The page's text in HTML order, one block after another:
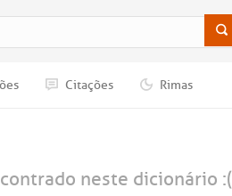
Citações Rimas
neste dicionário :(